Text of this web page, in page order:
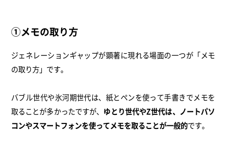
①メモの取り方
ジェネレーションギャップが顕著に現れる場面の一つが「メモ
の取り方」です。
バブル世代や氷河期世代は、紙とペンを使って手書きでメモを
取ることが多かったですが、 ゆとり世代やZ世代は、ノートパソ
コンやスマートフォンを使ってメモを取ることが一般的です。